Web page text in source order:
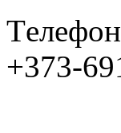
+373-